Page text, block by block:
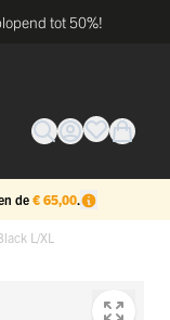
tot 50%!
de € 65,00.
L/XL